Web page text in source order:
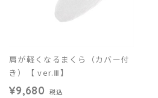
肩が軽くなるまくら（カバー付
き）【 ver.Ⅲ】
¥9,680 税込